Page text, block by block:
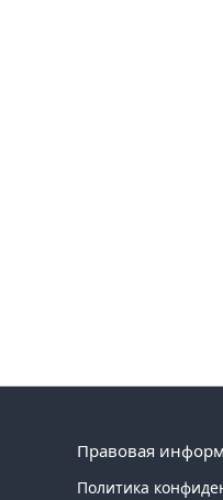
Правовая
Политика